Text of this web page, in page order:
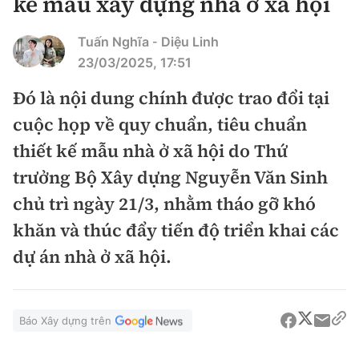
Chuyện dọc đường
Cải chính
Quy hoạch kiến trúc
Vật liệu xây dựng
Giám định chất lượng
Quản lý đô thị
Đường bộ
Hàng không
Đường sắt
Đăng kiểm
Đường sắt tốc độ cao
Đường thủy
Kinh tế
Tài chính
Chứng khoán
Bảo hiểm
Doanh nghiệp
Pháp luật
Thanh tra
An ninh hình sự
Điều tra
Pháp đình
An toàn giao thông
Giao thông 24h
ATGT địa phương
Văn hóa giao thông
Chung tay vì ATGT
Chất lượng sống
Giáo dục
Y tế
Văn hóa - Giải Trí
Văn hóa
Công nghệ
Tuấn Nghĩa - Diệu Linh
23/03/2025, 17:51
Đó là nội dung chính được trao đổi tại
cuộc họp về quy chuẩn, tiêu chuẩn
thiết kế mẫu nhà ở xã hội do Thứ
trưởng Bộ Xây dựng Nguyễn Văn Sinh
chủ trì ngày 21/3, nhằm tháo gỡ khó
khăn và thúc đẩy tiến độ triển khai các
dự án nhà ở xã hội.
Báo Xây dựng trên